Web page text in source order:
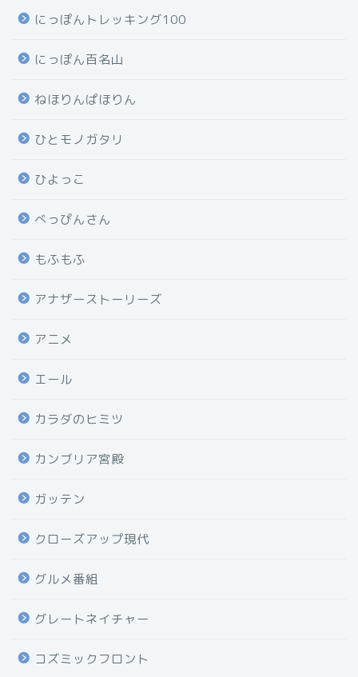
にっぽんトレッキング100
にっぽん百名山
ねほりんぱほりん
ひとモノガタリ
ひよっこ
べっぴんさん
もふもふ
アナザーストーリーズ
アニメ
エール
カラダのヒミツ
カンブリア宮殿
ガッテン
クローズアップ現代
グルメ番組
グレートネイチャー
コズミックフロント